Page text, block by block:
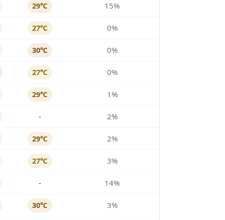
29℃ 15%
27℃ 0%
30℃ 0%
27℃ 0%
29℃ 1%
- 2%
29℃ 2%
27℃ 3%
- 14%
30℃ 3%